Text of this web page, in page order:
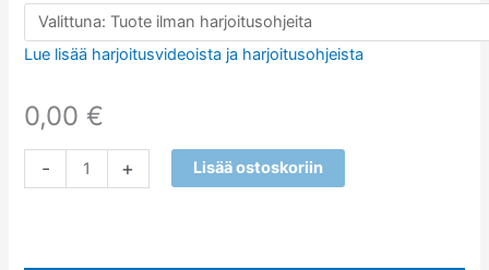
Lue lisää harjoitusvideoista ja harjoitusohjeista
0,00€
- + Lisää ostoskoriin